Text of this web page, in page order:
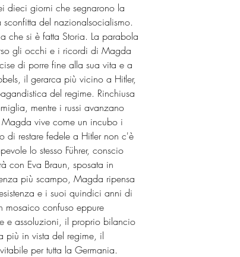
dieci giorni che segnarono la
del nazionalsocialismo.
che si è fatta Storia. La parabola
gli occhi e i ricordi di Magda
di porre fine alla sua vita e a
il gerarca più vicino a Hitler,
del regime. Rinchiusa
mentre i russi avanzano
vive come un incubo i
di restare fedele a Hitler non c'è
lo stesso Führer, conscio
con Eva Braun, sposata in
più scampo, Magda ripensa
e i suoi quindici anni di
mosaico confuso eppure
e assoluzioni, il proprio bilancio
più in vista del regime, il
per tutta la Germania.